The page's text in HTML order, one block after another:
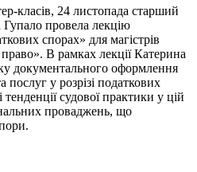
класів, 24 листопада старший
провела лекцію
спорах» для магістрів
В рамках лекції Катерина
документального оформлення
послуг у розрізі податкових
тенденції судової практики у цій
проваджень, що